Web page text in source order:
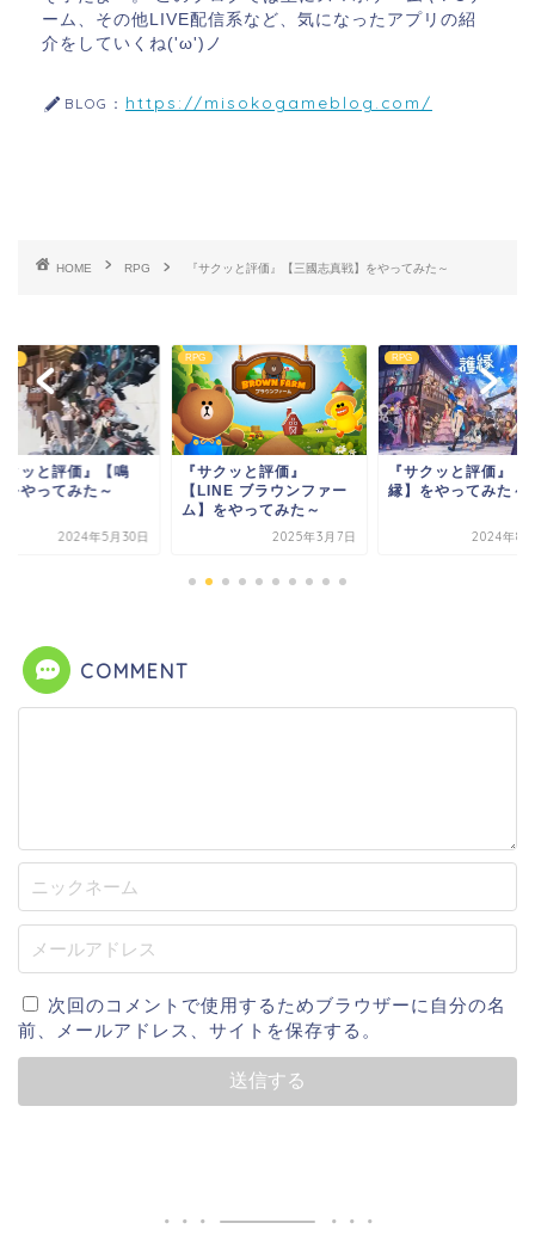
ーム、その他LIVE配信系など、気になったアプリの紹
介をしていくね('ω')ノ
BLOG： https://misokogameblog.com/
HOME RPG 『サクッと評価』【三國志真戦】をやってみた～
ム
クッと評価』【鳴
をやってみた～
2024年5月30日
RPG
『サクッと評価』
【LINE ブラウンファー
ム】をやってみた～
2025年3月7日
RPG
『サクッと評価』【
縁】をやってみた～
2024年8
COMMENT
次回のコメントで使用するためブラウザーに自分の名
前、メールアドレス、サイトを保存する。